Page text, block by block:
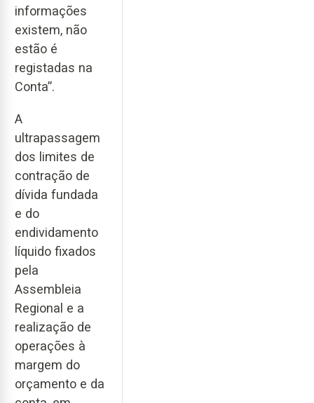
informações
existem, não
estão é
registadas na
Conta”.
A
ultrapassagem
dos limites de
contração de
dívida fundada
e do
endividamento
líquido fixados
pela
Assembleia
Regional e a
realização de
operações à
margem do
orçamento e da